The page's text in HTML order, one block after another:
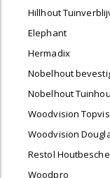
Hillhout
Elephant
Hermadix
Nobelhout
Nobelhout
Woodvision
Woodvision
Restol
Woodpro